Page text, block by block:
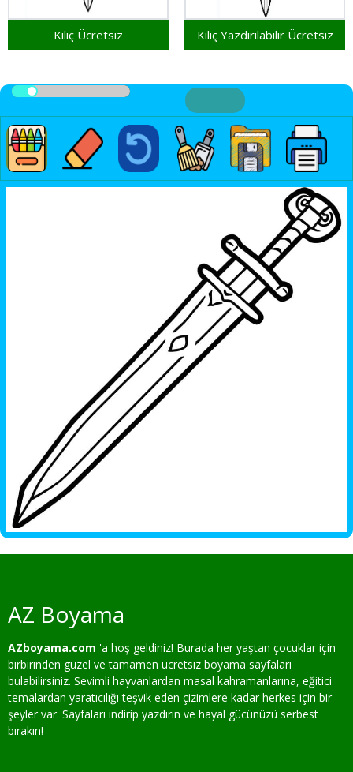
Kılıç Ücretsiz Kılıç Yazdırılabilir Ücretsiz
AZ Boyama
AZboyama.com 'a hoş geldiniz! Burada her yaştan çocuklar için
birbirinden güzel ve tamamen ücretsiz boyama sayfaları
bulabilirsiniz. Sevimli hayvanlardan masal kahramanlarına, eğitici
temalardan yaratıcılığı teşvik eden çizimlere kadar herkes için bir
şeyler var. Sayfaları indirip yazdırın ve hayal gücünüzü serbest
bırakın!